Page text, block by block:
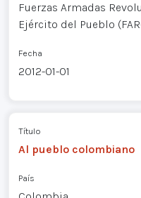
Fuerzas Armadas
Ejército del Pueblo
Fecha
2012-01-01
Título
Al pueblo colombiano
País